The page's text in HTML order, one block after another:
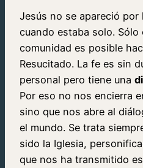
Jesús no se apareció por
cuando estaba solo. Sólo
comunidad es posible
Resucitado. La fe es sin
personal pero tiene una
Por eso no nos encierra
sino que nos abre al
el mundo. Se trata
sido la Iglesia,
que nos ha transmitido